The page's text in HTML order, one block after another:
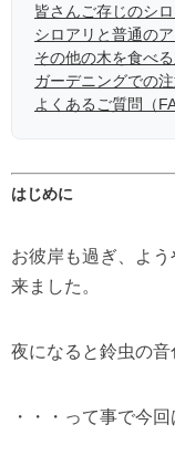
皆さんご存じのシロ
シロアリと普通の
その他の木を食べ
ガーデニングでの
よくあるご質問（
はじめに
お彼岸も過ぎ、よ
来ました。
夜になると鈴虫の音
・・・って事で今